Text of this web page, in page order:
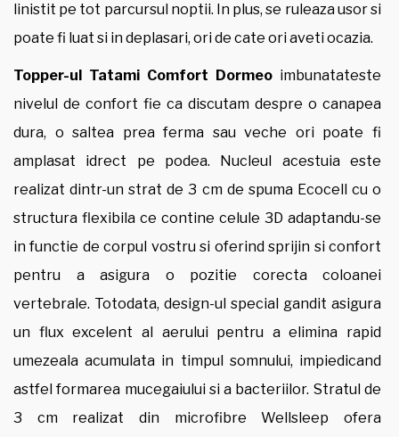
linistit pe tot parcursul noptii. In plus, se ruleaza usor si
poate fi luat si in deplasari, ori de cate ori aveti ocazia.
Topper-ul Tatami Comfort Dormeo imbunatateste
nivelul de confort fie ca discutam despre o canapea
dura, o saltea prea ferma sau veche ori poate fi
amplasat idrect pe podea. Nucleul acestuia este
realizat dintr-un strat de 3 cm de spuma Ecocell cu o
structura flexibila ce contine celule 3D adaptandu-se
in functie de corpul vostru si oferind sprijin si confort
pentru a asigura o pozitie corecta coloanei
vertebrale. Totodata, design-ul special gandit asigura
un flux excelent al aerului pentru a elimina rapid
umezeala acumulata in timpul somnului, impiedicand
astfel formarea mucegaiului si a bacteriilor. Stratul de
3 cm realizat din microfibre Wellsleep ofera